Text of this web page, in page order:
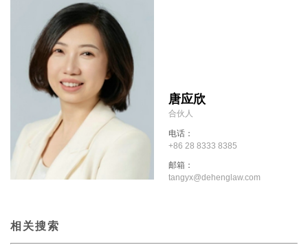
唐应欣
合伙人
电话：
+86 28 8333 8385
邮箱：
tangyx@dehenglaw.com
相关搜索